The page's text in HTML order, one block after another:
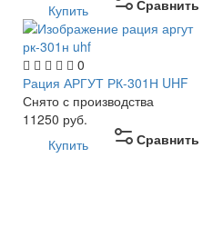
Сравнить
Купить
0
Рация АРГУТ РК-301Н UHF
Снято с производства
11250 руб.
Сравнить
Купить